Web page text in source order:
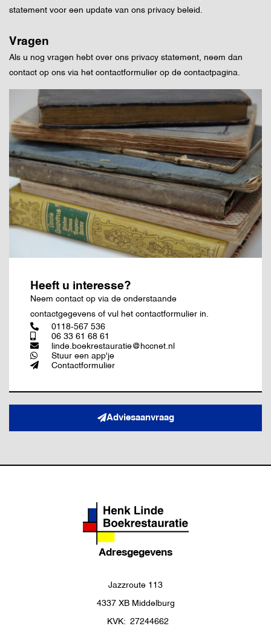
statement voor een update van ons privacy beleid.
Vragen
Als u nog vragen hebt over ons privacy statement, neem dan
contact op ons via het contactformulier op de contactpagina.
Heeft u interesse?
Neem contact op via de onderstaande
contactgegevens of vul het contactformulier in.
0118-567 536
06 33 61 68 61
linde.boekrestauratie@hccnet.nl
Stuur een app'je
Contactformulier
Adviesaanvraag
Adresgegevens
Jazzroute 113
4337 XB Middelburg
KVK: 27244662